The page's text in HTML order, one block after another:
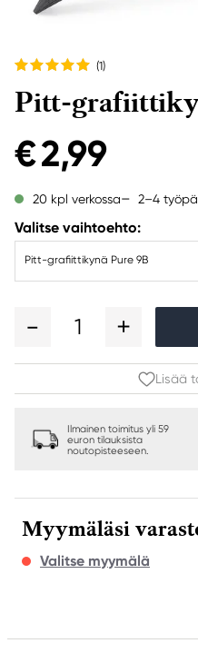
(1)
Pitt-
€ 2,99
20 kpl verkossa 2–4
Valitse vaihtoehto:
Pitt-grafiittikynä Pure 9B
1
Lisää
Ilmainen toimitus yli 59
euron tilauksista
noutopisteeseen.
Myymäläsi
Valitse myymälä